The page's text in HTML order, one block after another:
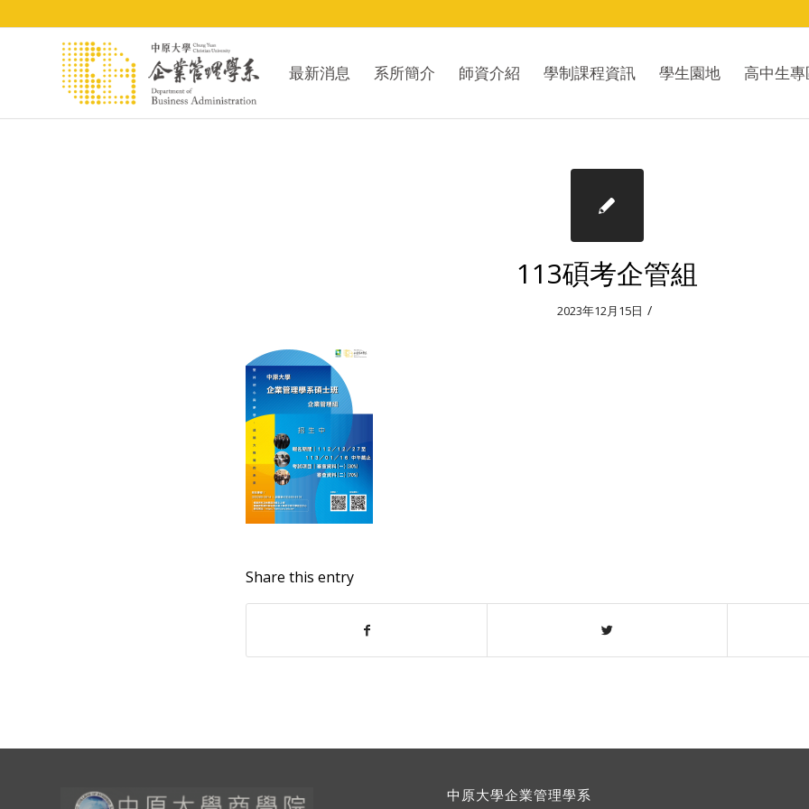
最新消息 系所簡介 師資介紹 學制課程資訊 學生園地 高中生專
113碩考企管組
2023年12月15日 /
Share this entry
中原大學企業管理學系